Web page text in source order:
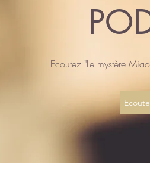
Ecoutez "Le mystère